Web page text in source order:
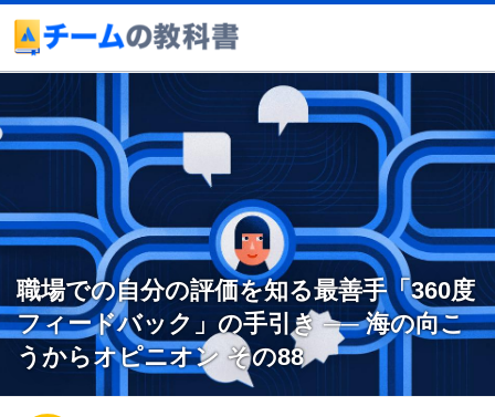
職場での自分の評価を知る最善手「360度
フィードバック」の手引き ── 海の向こ
うからオピニオン その88